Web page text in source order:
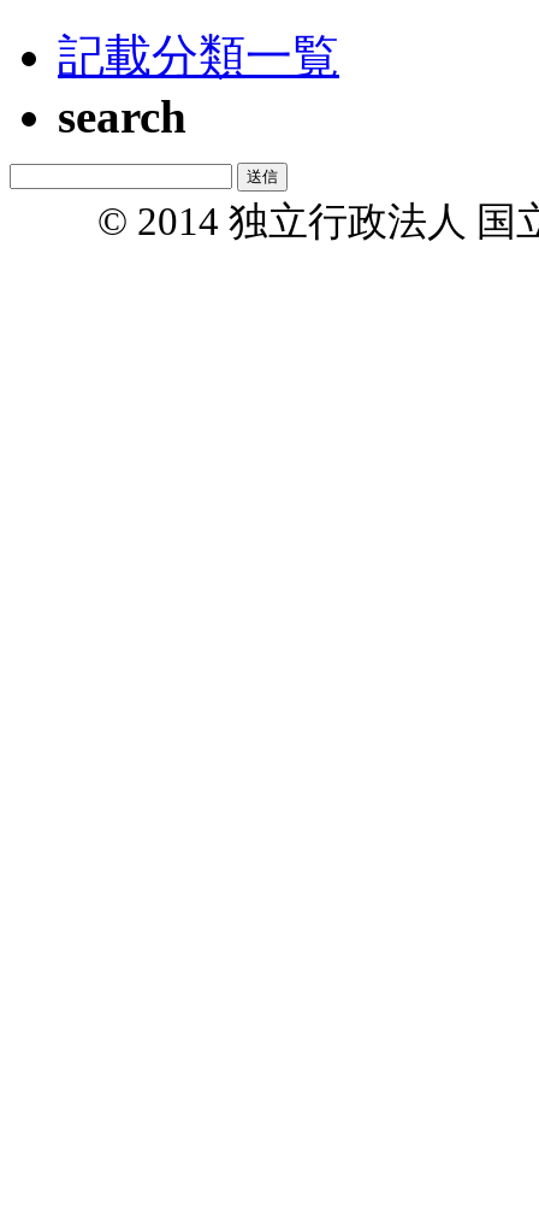
記載分類一覧
search
© 2014 独立行政法人 国